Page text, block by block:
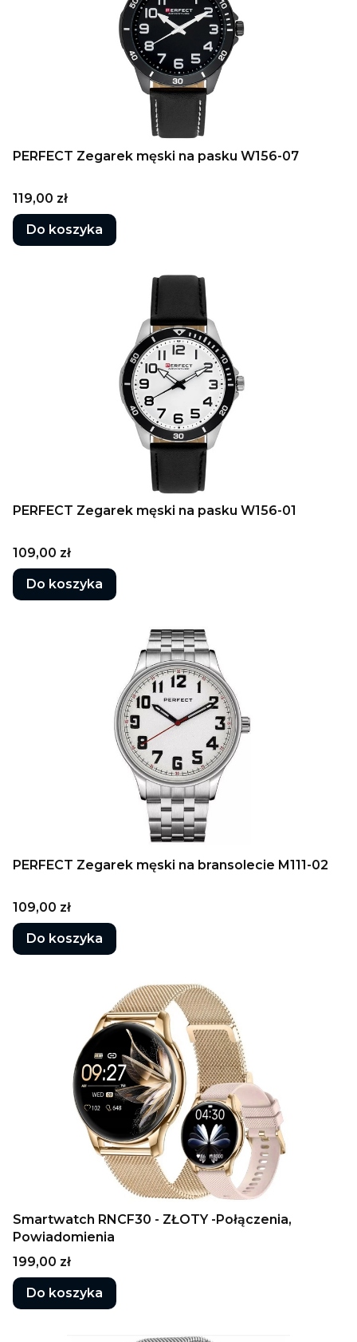
PERFECT Zegarek męski na pasku W156-07
Cena
119,00 zł
Do koszyka
PERFECT Zegarek męski na pasku W156-01
Cena
109,00 zł
Do koszyka
PERFECT Zegarek męski na bransolecie M111-02
Cena
109,00 zł
Do koszyka
Smartwatch RNCF30 - ZŁOTY -Połączenia,
Powiadomienia
Cena
199,00 zł
Do koszyka